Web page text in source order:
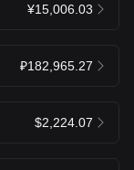
¥15,006.03
₽182,965.27
$2,224.07